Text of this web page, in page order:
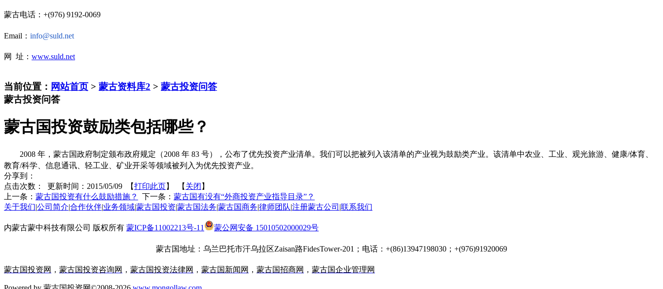
蒙古电话：+(976) 9192-0069
Email： info@suld.net
网 址： www.suld.net
当前位置： 网站首页 > 蒙古资料库2 > 蒙古投资问答
蒙古投资问答
蒙古国投资鼓励类包括哪些？
2008 年，蒙古国政府制定颁布政府规定（2008 年 83 号），公布了优先投资产业清单。我们可以把被列入该清单的产业视为鼓励类产业。该清单中农业、工业、观光旅游、健康/体育、
教育/科学、信息通讯、轻工业、矿业开采等领域被列入为优先投资产业。
分享到：
点击次数：
更新时间：2015/05/09 【打印此页 】 【 关闭 】
上一条： 蒙古国投资有什么鼓励措施？ 下一条： 蒙古国有没有“外商投资产业指导目录”？
关于我们 公司简介 合作伙伴 业务领域 蒙古国投资 蒙古国法务 蒙古国商务 律师团队 注册蒙古公司 联系我们
内蒙古蒙中科技有限公司 版权所有 蒙ICP备11002213号-11 蒙公网安备 15010502000029号
蒙古国地址： 乌兰巴托市汗乌拉区Zaisan路FidesTower-201；电话：+(86)13947198030；+(976)91920069
蒙古国投资网 ， 蒙古国投资咨询网 ， 蒙古国投资法律网 ， 蒙古国新闻网 ， 蒙古国招商网 ， 蒙古国企业管理网